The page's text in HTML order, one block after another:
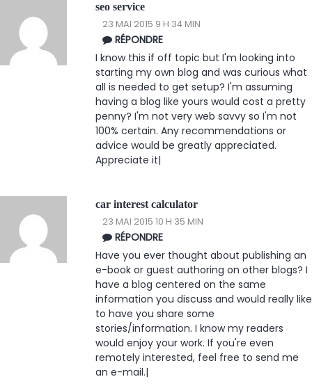
seo service
23 MAI 2015 9 H 34 MIN
RÉPONDRE
I know this if off topic but I'm looking into
starting my own blog and was curious what
all is needed to get setup? I'm assuming
having a blog like yours would cost a pretty
penny? I'm not very web savvy so I'm not
100% certain. Any recommendations or
advice would be greatly appreciated.
Appreciate it|
car interest calculator
23 MAI 2015 10 H 35 MIN
RÉPONDRE
Have you ever thought about publishing an
e-book or guest authoring on other blogs? I
have a blog centered on the same
information you discuss and would really like
to have you share some
stories/information. I know my readers
would enjoy your work. If you're even
remotely interested, feel free to send me
an e-mail.|